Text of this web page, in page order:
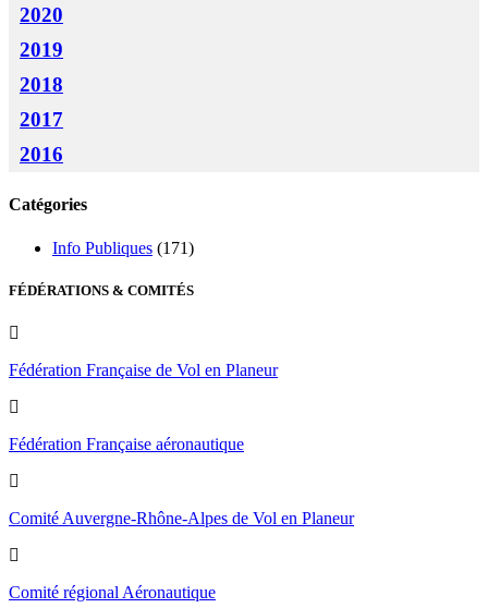
2020
2019
2018
2017
2016
Catégories
Info Publiques (171)
FÉDÉRATIONS & COMITÉS
Fédération Française de Vol en Planeur
Fédération Française aéronautique
Comité Auvergne-Rhône-Alpes de Vol en Planeur
Comité régional Aéronautique